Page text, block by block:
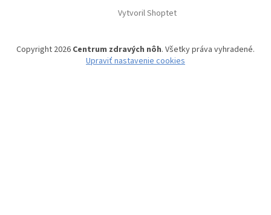
Vytvoril Shoptet
Copyright 2026 Centrum zdravých nôh. Všetky práva vyhradené.
Upraviť nastavenie cookies